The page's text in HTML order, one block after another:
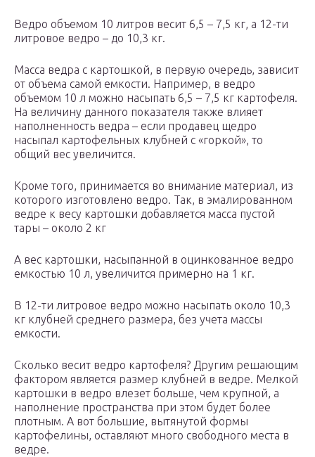
Ведро объемом 10 литров весит 6,5 – 7,5 кг, а 12-ти
литровое ведро – до 10,3 кг.
Масса ведра с картошкой, в первую очередь, зависит
от объема самой емкости. Например, в ведро
объемом 10 л можно насыпать 6,5 – 7,5 кг картофеля.
На величину данного показателя также влияет
наполненность ведра – если продавец щедро
насыпал картофельных клубней с «горкой», то
общий вес увеличится.
Кроме того, принимается во внимание материал, из
которого изготовлено ведро. Так, в эмалированном
ведре к весу картошки добавляется масса пустой
тары – около 2 кг
А вес картошки, насыпанной в оцинкованное ведро
емкостью 10 л, увеличится примерно на 1 кг.
В 12-ти литровое ведро можно насыпать около 10,3
кг клубней среднего размера, без учета массы
емкости.
Сколько весит ведро картофеля? Другим решающим
фактором является размер клубней в ведре. Мелкой
картошки в ведро влезет больше, чем крупной, а
наполнение пространства при этом будет более
плотным. А вот большие, вытянутой формы
картофелины, оставляют много свободного места в
ведре.